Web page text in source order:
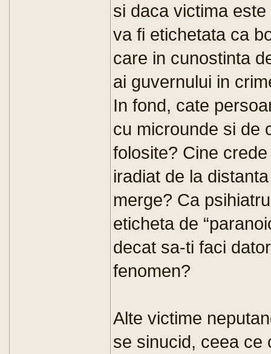
si daca victima
va fi etichetata ca
care in cunostinta
ai guvernului in
In fond, cate
cu microunde si de
folosite? Cine
iradiat de la
merge? Ca
eticheta de
decat sa-ti faci
fenomen?
Alte victime
se sinucid, ceea ce